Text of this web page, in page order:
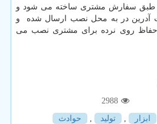
سفارش مشتری ساخته می شود و
در به محل نصب ارسال شده و
روی نرده برای مشتری نصب می
2988
ابزار , تولید , حوادث